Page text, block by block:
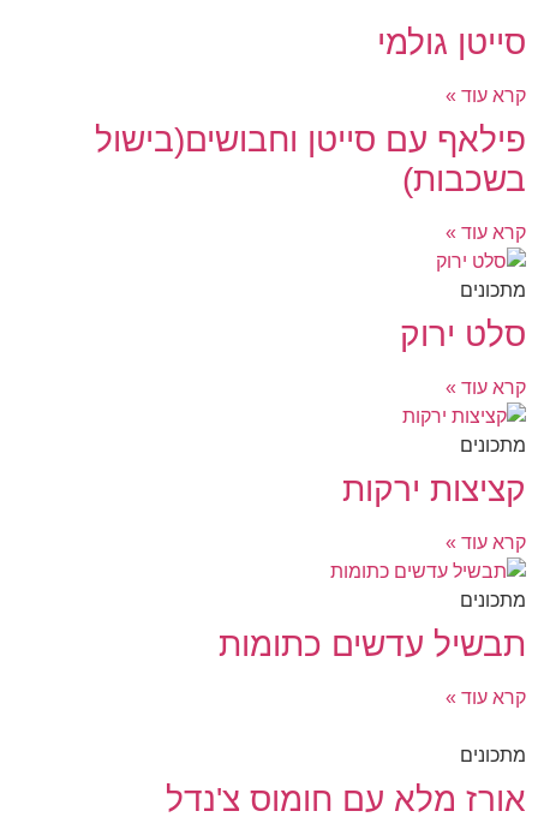
סייטן גולמי
קרא עוד »
פילאף עם סייטן וחבושים(בישול
בשכבות)
קרא עוד »
מתכונים
סלט ירוק
קרא עוד »
מתכונים
קציצות ירקות
קרא עוד »
מתכונים
תבשיל עדשים כתומות
קרא עוד »
מתכונים
אורז מלא עם חומוס צ'נדל